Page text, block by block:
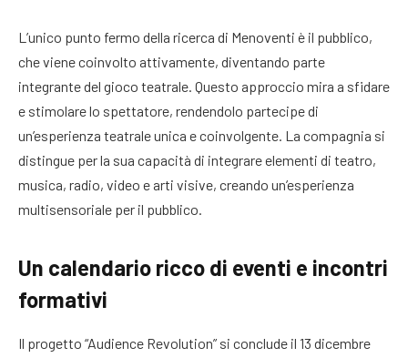
L’unico punto fermo della ricerca di Menoventi è il pubblico,
che viene coinvolto attivamente, diventando parte
integrante del gioco teatrale. Questo approccio mira a sfidare
e stimolare lo spettatore, rendendolo partecipe di
un’esperienza teatrale unica e coinvolgente. La compagnia si
distingue per la sua capacità di integrare elementi di teatro,
musica, radio, video e arti visive, creando un’esperienza
multisensoriale per il pubblico.
Un calendario ricco di eventi e incontri
formativi
Il progetto “Audience Revolution” si conclude il 13 dicembre